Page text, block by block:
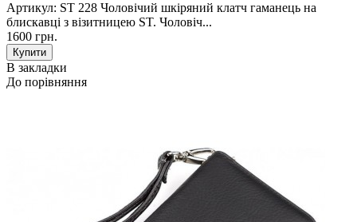
Артикул: ST 228 Чоловічий шкіряний клатч гаманець на
блискавці з візитницею ST. Чоловіч...
1600 грн.
В закладки
До порівняння